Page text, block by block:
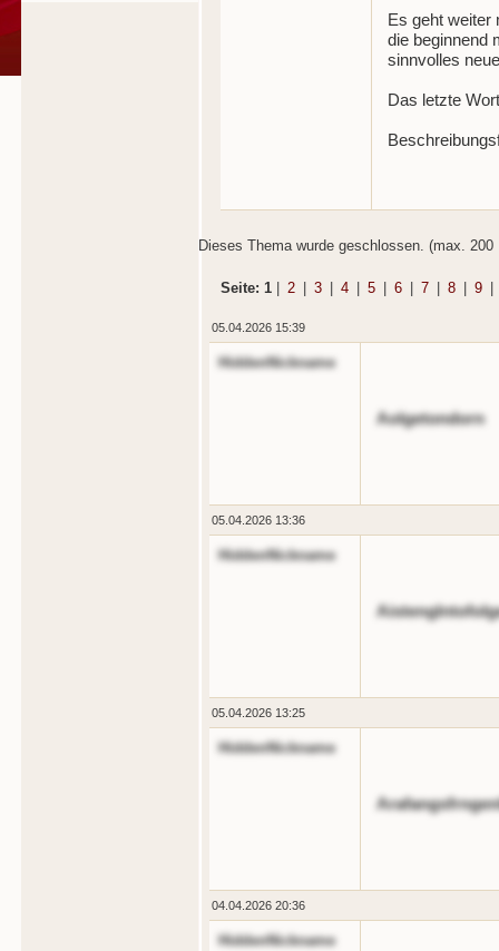
Es geht weiter
die beginnend
sinnvolles
Das letzte
Dieses Thema wurde geschlossen. (max. 200
Seite: 1 2 3 4 5 6 7 8 9
05.04.2026 15:39
HiddenNickname
Aolgetondorn
05.04.2026 13:36
HiddenNickname
05.04.2026 13:25
HiddenNickname
04.04.2026 20:36
HiddenNickname